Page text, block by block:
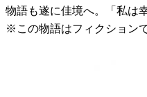
物語も遂に佳境へ。「私
※この物語はフィクション